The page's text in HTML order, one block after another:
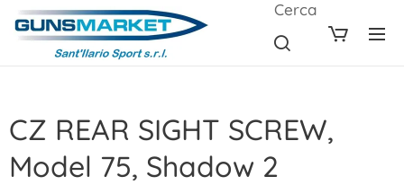
Cerca
CZ REAR SIGHT SCREW,
Model 75, Shadow 2